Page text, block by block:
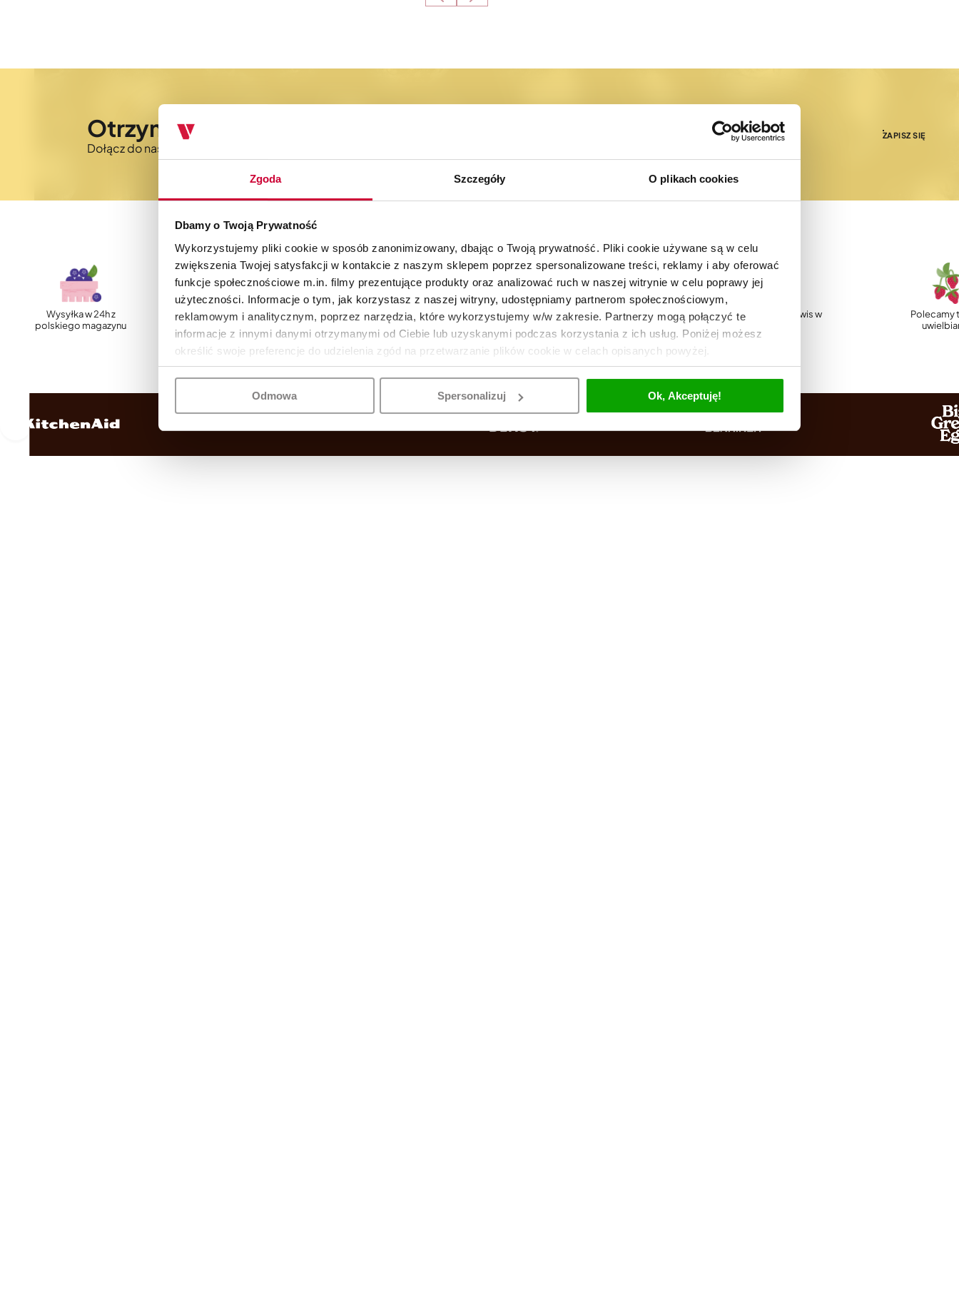
Zgoda Szczegóły O plikach cookies
Dbamy o Twoją Prywatność
Wykorzystujemy pliki cookie w sposób zanonimizowany, dbając o Twoją prywatność. Pliki cookie używane są w celu
zwiększenia Twojej satysfakcji w kontakcie z naszym sklepem poprzez spersonalizowane treści, reklamy i aby oferować
funkcje społecznościowe m.in. filmy prezentujące produkty oraz analizować ruch w naszej witrynie w celu poprawy jej
użyteczności. Informacje o tym, jak korzystasz z naszej witryny, udostępniamy partnerom społecznościowym,
reklamowym i analitycznym, poprzez narzędzia, które wykorzystujemy w/w zakresie. Partnerzy mogą połączyć te
informacje z innymi danymi otrzymanymi od Ciebie lub uzyskanymi podczas korzystania z ich usług. Poniżej możesz
określić swoje preferencje do udzielenia zgód na przetwarzanie plików cookie w celach opisanych powyżej.
Odmowa Spersonalizuj Ok, Akceptuję!
Otrzymaj 5% rabatu na pierwsze zakupy
Dołącz do naszego newslettera i bądź na bieżąco z nowościami oraz promocjami
ZAPISZ SIĘ
Wysyłka w 24h z
polskiego magazynu
Szybka, darmowa
30 dni na zwrot
produktów
Autoryzowany sklep
Profesjonalny serwis w
Polecamy